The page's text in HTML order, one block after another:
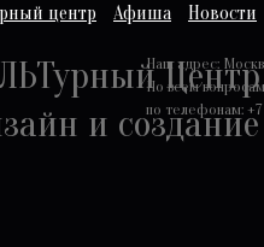
центр Афиша Новости
и
Наш адрес:
По всем
по телефонам: